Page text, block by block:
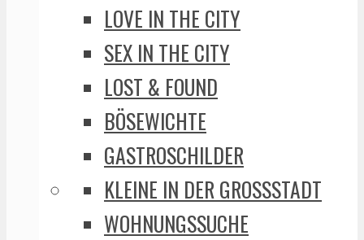
LOVE IN THE CITY
SEX IN THE CITY
LOST & FOUND
BÖSEWICHTE
GASTROSCHILDER
KLEINE IN DER GROSSSTADT
WOHNUNGSSUCHE